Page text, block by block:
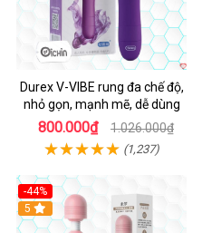
Durex V-VIBE rung đa chế độ,
nhỏ gọn, mạnh mẽ, dễ dùng
800.000₫ 1.026.000₫
(1,237)
-44%
Hot
5